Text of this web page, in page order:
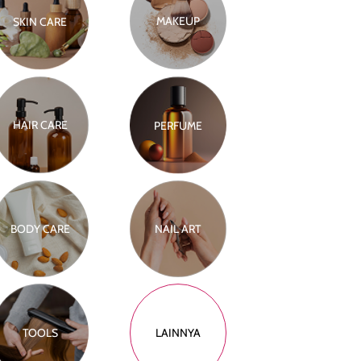
SKIN CARE MAKEUP
HAIR CARE PERFUME
BODY CARE NAIL ART
TOOLS LAINNYA